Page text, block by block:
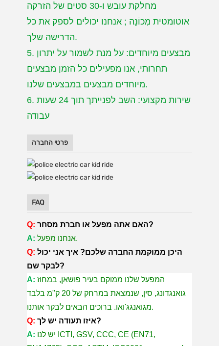
מחלקת עובש ו-30 סטים של הזרקה
אוטומטית מְכוֹנָה ;אנחנו יכולים לספק את כל
הדרישה שלך.
5. מבצעים מיוחדים: על מנת לשמור על יתרון
תחרותי, אנו מפעילים כל הזמן מבצעים
מיוחדיםמבצעים במבצעים שלנו.
6. שירות מקצועי: השב לפנייתך תוך 24 שעות
עבודה
פרטי החברה
FAQ
Q:
האם אתה מפעל או חברת מסחר?
A:
אנחנו מפעל.
Q: היכן ממוקמת החברה שלכם? איך אני יכול
לבקר שם?
A: המפעל שלנו ממוקם בעיר פושאן, במחוז
גואנגדונג, סין, שנמצאת במרחק של 20 ק"מ בלבד
מגואנגג'ואו. ברוכים הבאים לבקר אותנו.
Q:
איזו תעודה יש לך?
A: יש לנו ICTI, GSV, CCC, CE (EN71,